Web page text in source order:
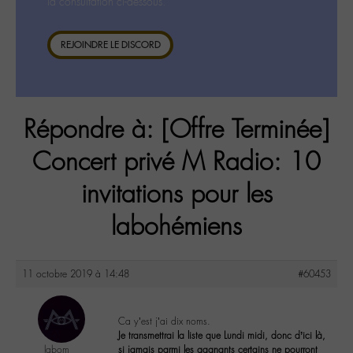
REJOINDRE LE DISCORD
Répondre à: [Offre Terminée]
Concert privé M Radio: 10
invitations pour les
labohémiens
11 octobre 2019 à 14:48 #60453
labom
Ca y’est j’ai dix noms.
Je transmettrai la liste que Lundi midi, donc d’ici là,
si jamais parmi les gagnants certains ne pourront